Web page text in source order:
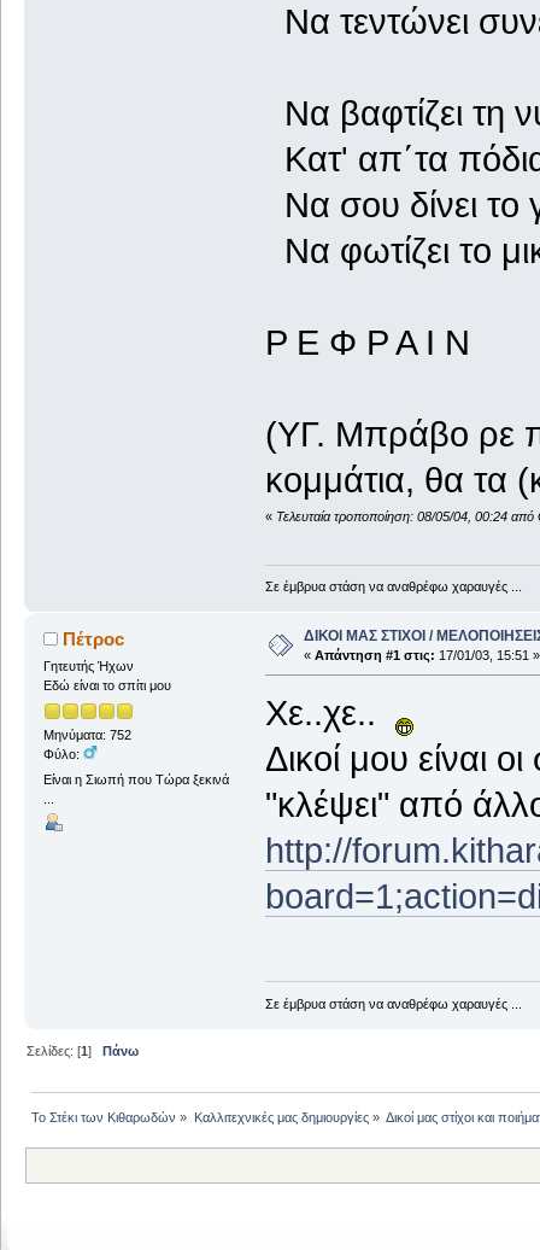
Να τεντώνει
Να βαφτίζει τη
Κατ' απ΄τα
Να σου δίνει το
Να φωτίζει το
Ρ Ε Φ Ρ Α Ι Ν
(ΥΓ. Μπράβο ρε
κομμάτια, θα τα
« Τελευταία τροποποίηση: 08/05/04, 00:24
Σε έμβρυα στάση να αναθρέφω χαραυγές ...
Πέτροc
Γητευτής Ήχων
Εδώ είναι το σπίτι μου
Μηνύματα: 752
Φύλο:
Είναι η Σιωπή που Τώρα ξεκινά
ΔΙΚΟΙ ΜΑΣ ΣΤΙΧΟΙ /
« Απάντηση #1 στις: 17/01/03, 15:51 »
Χε..χε..
Δικοί μου είναι
"κλέψει" από
http://
Σε έμβρυα στάση να αναθρέφω χαραυγές ...
Σελίδες: [1]Πάνω
Το Στέκι των Κιθαρωδών » Καλλιτεχνικές μας δημιουργίες» Δικοί μας στίχοι και